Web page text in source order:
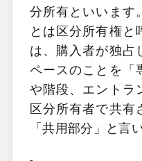
分所有といいます
とは区分所有権と
は、購入者が独占
ペースのことを「
や階段、エントラ
区分所有者で共有
「共用部分」と言